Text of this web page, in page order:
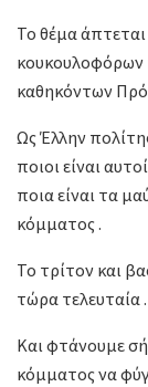
Το θέμα
καθηκόντων
Ως Έλλην
ποιοι είναι
ποια είναι τα
κόμματος .
Το τρίτον και
τώρα τελευταία .
Και φτάνουμε
κόμματος να